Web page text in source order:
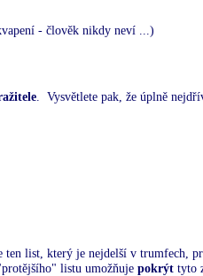
- člověk nikdy neví ...)
. Vysvětlete pak, že úplně
list, který je nejdelší v trumfech,
listu umožňuje pokrýttyto